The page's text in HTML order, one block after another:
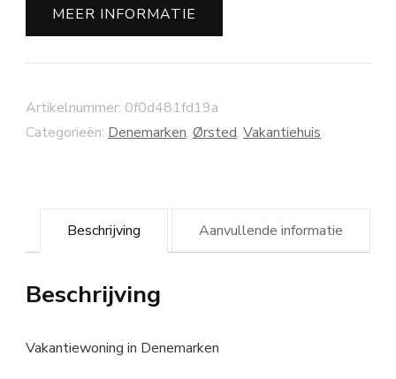
MEER INFORMATIE
Artikelnummer: 0f0d481fd19a
Categorieën: Denemarken, Ørsted, Vakantiehuis
Beschrijving Aanvullende informatie
Beschrijving
Vakantiewoning in Denemarken